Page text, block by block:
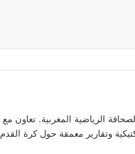
الرياضية المغربية. تعاون مع
وتقارير معمقة حول كرة القدم